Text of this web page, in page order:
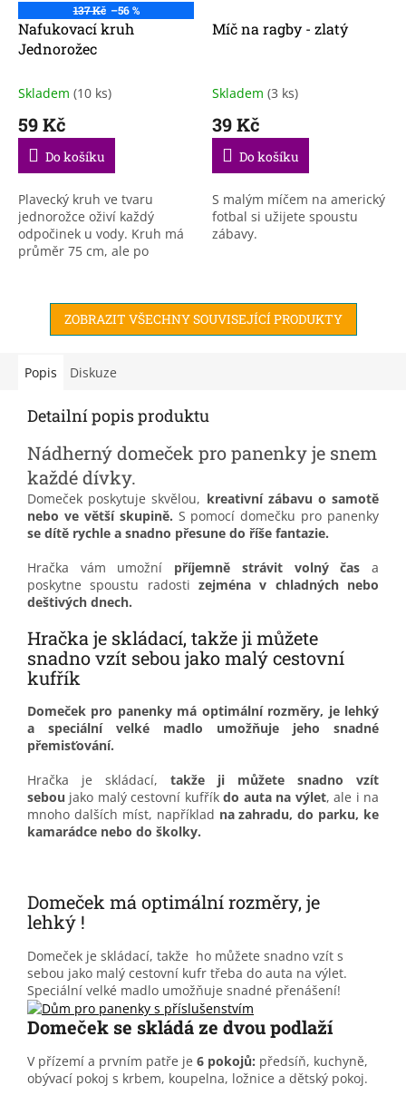
137 Kč –56 %
Nafukovací kruh
Jednorožec
Skladem (10 ks)
59 Kč
Do košíku
Plavecký kruh ve tvaru
jednorožce oživí každý
odpočinek u vody. Kruh má
průměr 75 cm, ale po
Míč na ragby - zlatý
Skladem (3 ks)
39 Kč
Do košíku
S malým míčem na americký
fotbal si užijete spoustu
zábavy.
ZOBRAZIT VŠECHNY SOUVISEJÍCÍ PRODUKTY
Popis Diskuze
Detailní popis produktu
Nádherný domeček pro panenky je snem
každé dívky.
Domeček poskytuje skvělou, kreativní zábavu o samotě
nebo ve větší skupině. S pomocí domečku pro panenky
se dítě rychle a snadno přesune do říše fantazie.
Hračka vám umožní příjemně strávit volný časa
poskytne spoustu radosti zejména v chladných nebo
deštivých dnech.
Hračka je skládací, takže ji můžete
snadno vzít sebou jako malý cestovní
kufřík
Domeček pro panenky má optimální rozměry, je lehký
a speciální velké madlo umožňuje jeho snadné
přemisťování.
Hračka je skládací, takže ji můžete snadno vzít
sebou jako malý cestovní kufříkdo auta na výlet, ale i na
mnoho dalších míst, například na zahradu, do parku, ke
kamarádce nebo do školky.
Domeček má optimální rozměry, je
lehký !
Domeček je skládací, takže ho můžete snadno vzít s
sebou jako malý cestovní kufr třeba do auta na výlet.
Speciální velké madlo umožňuje snadné přenášení!
Domeček se skládá ze dvou podlaží
V přízemí a prvním patře je 6 pokojů: předsíň, kuchyně,
obývací pokoj s krbem, koupelna, ložnice a dětský pokoj.